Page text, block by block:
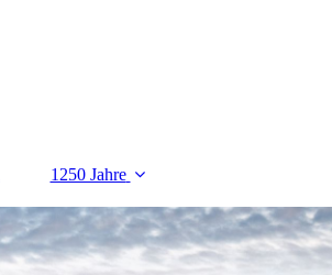
1250 Jahre